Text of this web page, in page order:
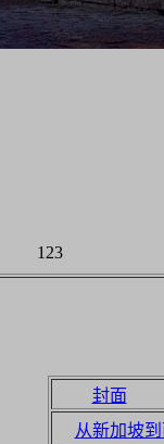
123
封面
从新加坡